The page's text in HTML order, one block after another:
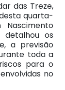
das Treze,
quarta-
os
a previsão
toda a
para o
no